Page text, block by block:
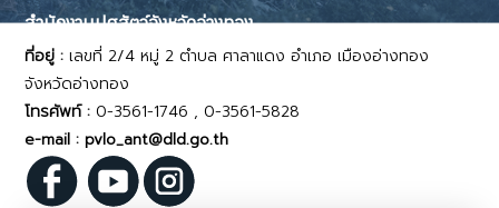
สำนักงานปศุสัตว์จังหวัดอ่างทอง
ที่อยู่ :เลขที่ 2/4 หมู่ 2 ตำบล ศาลาแดง อำเภอ เมืองอ่างทอง
จังหวัดอ่างทอง
โทรศัพท์ : 0-3561-1746 , 0-3561-5828
e-mail : pvlo_ant@dld.go.th